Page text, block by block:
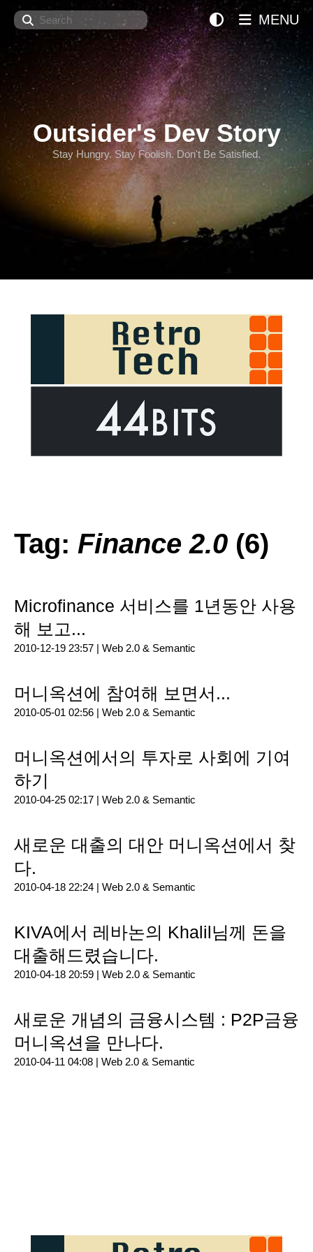
Search
Outsider's Dev Story
Stay Hungry. Stay Foolish. Don't Be Satisfied.
MENU
Tag: Finance 2.0 (6)
Microfinance 서비스를 1년동안 사용
해 보고...
2010-12-19 23:57 | Web 2.0 & Semantic
머니옥션에 참여해 보면서...
2010-05-01 02:56 | Web 2.0 & Semantic
머니옥션에서의 투자로 사회에 기여
하기
2010-04-25 02:17 | Web 2.0 & Semantic
새로운 대출의 대안 머니옥션에서 찾
다.
2010-04-18 22:24 | Web 2.0 & Semantic
KIVA에서 레바논의 Khalil님께 돈을
대출해드렸습니다.
2010-04-18 20:59 | Web 2.0 & Semantic
새로운 개념의 금융시스템 : P2P금융
머니옥션을 만나다.
2010-04-11 04:08 | Web 2.0 & Semantic